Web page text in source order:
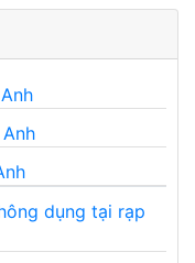
dụng tại rạp